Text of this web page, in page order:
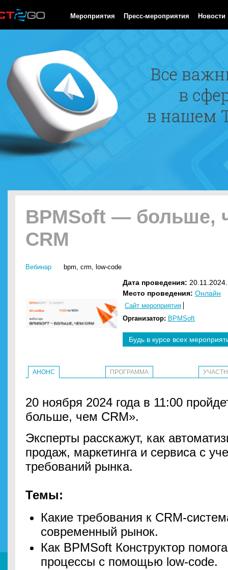
Мероприятия Пресс-мероприятия Новости
BPMSoft — больше,
CRM
Вебинар bpm, crm, low-code
Дата проведения:
Место проведения: Онлайн
Сайт мероприятия
Организатор: BPMSoft
Будь в курсе всех
АНОНС ПРОГРАММА
20 ноября 2024 года в 11:00
больше, чем CRM».
Эксперты расскажут, как
продаж, маркетинга и сервиса с
требований рынка.
Темы:
Какие требования к CRM-
современный рынок.
Как BPMSoft Конструктор
процессы с помощью low-code.